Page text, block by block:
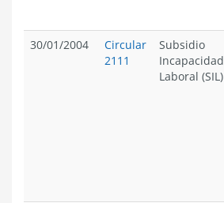
30/01/2004
Circular
2111
Subsidio
Incapacidad
Laboral (SIL)